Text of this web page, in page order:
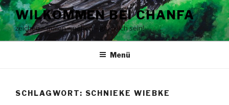
Zum
Inhalt
springen
WILKOMMEN BEI CHANFA
zeichen – malen – nähen – glücklich sein!
Menü
SCHLAGWORT: SCHNIEKE WIEBKE